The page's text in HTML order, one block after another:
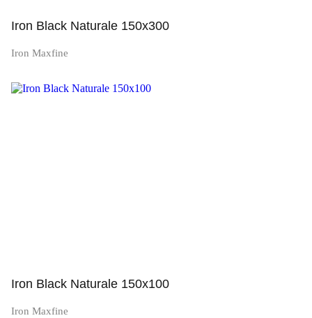
Iron Black Naturale 150x300
Iron Maxfine
Iron Black Naturale 150x100
Iron Maxfine